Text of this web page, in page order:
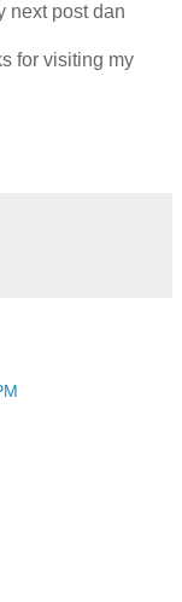
next post dan
for visiting my